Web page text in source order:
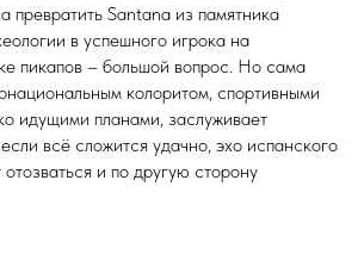
превратить Santana из памятника
в успешного игрока на
пикапов – большой вопрос. Но сама
колоритом, спортивными
идущими планами, заслуживает
всё сложится удачно, эхо испанского
и по другую сторону